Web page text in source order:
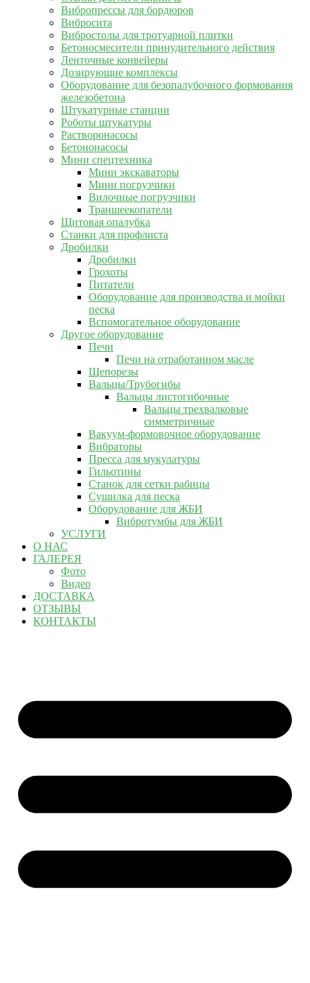
Вибропрессы для бордюров
Вибросита
Вибростолы для тротуарной плитки
Бетоносмесители принудительного действия
Ленточные конвейеры
Дозирующие комплексы
Оборудование для безопалубочного формования
железобетона
Штукатурные станции
Роботы штукатуры
Растворонасосы
Бетононасосы
Мини спецтехника
Мини экскаваторы
Мини погрузчики
Вилочные погрузчики
Траншеекопатели
Щитовая опалубка
Станки для профлиста
Дробилки
Дробилки
Грохоты
Питатели
Оборудование для производства и мойки
песка
Вспомогательное оборудование
Другое оборудование
Печи
Печи на отработанном масле
Щепорезы
Вальцы/Трубогибы
Вальцы листогибочные
Вальцы трехвалковые
симметричные
Вакуум-формовочное оборудование
Вибраторы
Пресса для мукулатуры
Гильотины
Станок для сетки рабицы
Сушилка для песка
Оборудование для ЖБИ
Вибротумбы для ЖБИ
УСЛУГИ
О НАС
ГАЛЕРЕЯ
Фото
Видео
ДОСТАВКА
ОТЗЫВЫ
КОНТАКТЫ